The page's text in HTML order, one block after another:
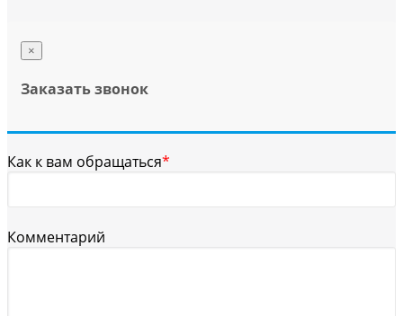
×
Заказать звонок
Как к вам обращаться*
Комментарий